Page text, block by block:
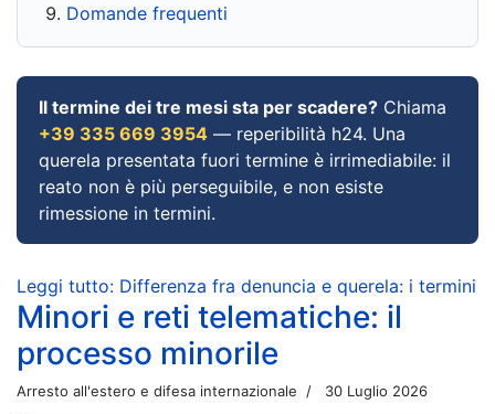
Domande frequenti
Il termine dei tre mesi sta per scadere? Chiama
+39 335 669 3954 — reperibilità h24. Una
querela presentata fuori termine è irrimediabile: il
reato non è più perseguibile, e non esiste
rimessione in termini.
Leggi tutto: Differenza fra denuncia e querela: i termini
Minori e reti telematiche: il
processo minorile
Arresto all'estero e difesa internazionale 30 Luglio 2026